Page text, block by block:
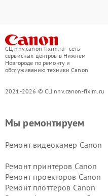
СЦ nnv.canon-fixim.ru - сеть
сервисных центров в Нижнем
Новгороде по ремонту и
обслуживанию техники Canon
2021-2026 © СЦ nnv.canon-fixim.ru
Мы ремонтируем
Ремонт видеокамер Canon
Ремонт принтеров Canon
Ремонт проекторов Canon
Ремонт плоттеров Canon